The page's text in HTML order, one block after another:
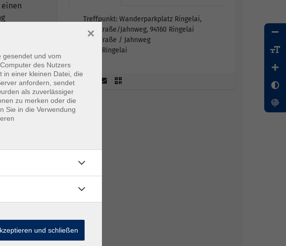
Treffpunkt: Wanderparkplatz Ringelai,
Dorfstraße/Jahnweg, 94160 Ringelai
Dorfstraße / Jahnweg
94160 Ringelai
gesendet und vom
des Nutzers
in einer kleinen Datei, die
anfordern, sendet
als zuverlässiger
zu merken oder die
Sie in die Verwendung
×
und schließen